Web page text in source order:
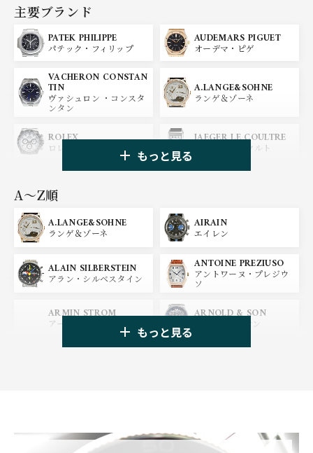
主要ブランド
PATEK PHILIPPE
パテック・フィリップ
AUDEMARS PIGUET
オーデマ・ピゲ
VACHERON CONSTAN
TIN
ヴァシュロン ・コンスタ
ンタン
A.LANGE&SOHNE
ランゲ＆ゾーネ
ROLEX
ロレックス
JAEGER LE COULTRE
ジャガー・ルクルト
パネライ
OMEGA
オメガ
BREGUET
ブレゲ
BLANCPAIN
ブランパン
BREITLING
ブライトリング
HUBLOT
ウブロ
ZENITH
BELL＆ROSS SINN
もっと見る
A〜Z順
A.LANGE&SOHNE
ランゲ＆ゾーネ
AIRAIN
エイレン
ALAIN SILBERSTEIN
アラン・シルベスタイン
ANTOINE PREZIUSO
アントワーヌ・プレジウ
ソ
ARMIN STROM
アーミン・シュトローム
ARNOLD & SON
アーノルド&サン
BAMFORD LONDON BAUME&MERCIER
もっと見る